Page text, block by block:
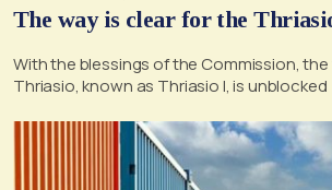
The way is clear for the
With the blessings of the Commission,
Thriasio, known as Thriasio I, is unblocked